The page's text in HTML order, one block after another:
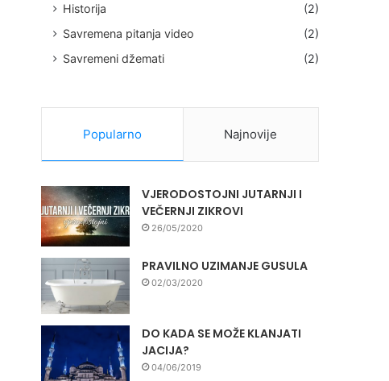
Historija
(2)
Savremena pitanja video
(2)
Savremeni džemati
(2)
Popularno Najnovije
VJERODOSTOJNI JUTARNJI I
VEČERNJI ZIKROVI
26/05/2020
PRAVILNO UZIMANJE GUSULA
02/03/2020
DO KADA SE MOŽE KLANJATI
JACIJA?
04/06/2019